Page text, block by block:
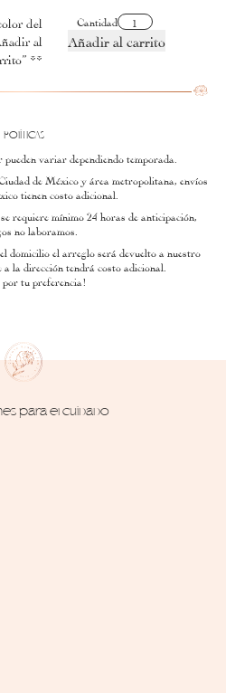
del
al
**
Cantidad
Añadir al carrito
POlÍTICAS
variar dependiendo temporada.
de México y área metropolitana, envíos
tienen costo adicional.
requiere mínimo 24 horas de anticipación,
no laboramos.
domicilio el arreglo será devuelto a nuestro
a la dirección tendrá costo adicional.
por tu preferencia!
para el cuidado